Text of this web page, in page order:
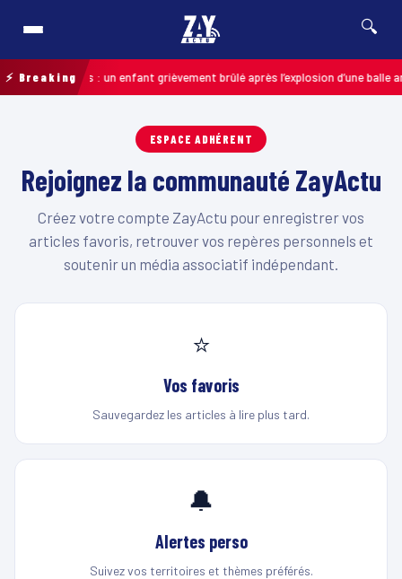
🔍
⚡ Breaking
Pas-de-Calais : un enfant grièvement brûlé après l’explosion d’une balle
ESPACE ADHÉRENT
Rejoignez la communauté ZayActu
Créez votre compte ZayActu pour enregistrer vos
articles favoris, retrouver vos repères personnels et
soutenir un média associatif indépendant.
⭐
Vos favoris
Sauvegardez les articles à lire plus tard.
🔔
Alertes perso
Suivez vos territoires et thèmes préférés.